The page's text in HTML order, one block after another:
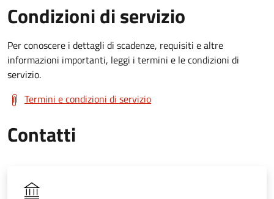
Condizioni di servizio
Per conoscere i dettagli di scadenze, requisiti e altre
informazioni importanti, leggi i termini e le condizioni di
servizio.
Termini e condizioni di servizio
Contatti